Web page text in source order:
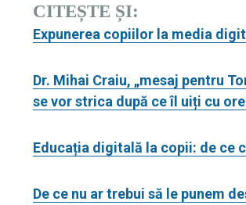
CITEȘTE ȘI:
Expunerea copiilor la media
Dr. Mihai Craiu, „mesaj pentru
se vor strica după ce îl uiți cu
Educația digitală la copii: de ce
De ce nu ar trebui să le punem